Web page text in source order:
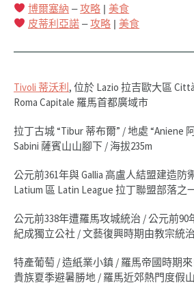
博爾塞納 –攻略 |美食
皮蒂利亞諾 –攻略 |美食
Tivoli 蒂沃利, 位於 Lazio 拉吉歐大區
Roma Capitale 羅馬首都廣域市
拉丁古城 “Tibur 蒂布爾” / 地處 “Aniene
Sabini 薩賓山山腳下 / 海拔235m
公元前361年與 Gallia 高盧人結盟建造防
Latium 區 Latin League 拉丁聯盟部落之
公元前338年遭羅馬攻城統治 / 公元前
紀成獨立公社 / 文藝復興時期由教宗統治
特產葡萄 / 造紙業小鎮 / 羅馬帝國時期
貴族夏季避暑勝地 / 羅馬近郊熱門度假